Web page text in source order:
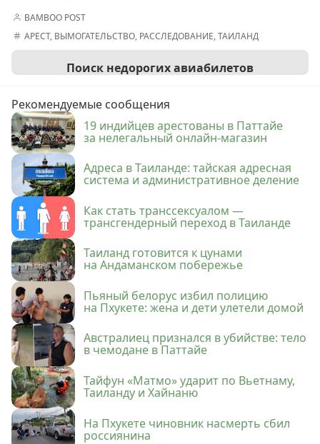
BAMBOO POST
АРЕСТ, ВЫМОГАТЕЛЬСТВО, РАССЛЕДОВАНИЕ,ТАИЛАНД
Поиск недорогих авиабилетов
Рекомендуемые сообщения
19 индийцев арестованы в Паттайе
за нелегальный онлайн-магазин
Адреса в Таиланде: тайская адресная
система и административное деление
Как стать транссексуалом —
трансгендерный переход в Таиланде
Таиланд готовится к цунами
на Андаманском побережье
Пьяный белорус избил полицию
на Пхукете: жена и дети улетели домой
Австралиец признался в убийстве: тело
в чемодане в Паттайе
Тайфун «Матмо» ударит по Вьетнаму,
Таиланду и Хайнаню
На Пхукете чиновник насмерть сбил
россиянина